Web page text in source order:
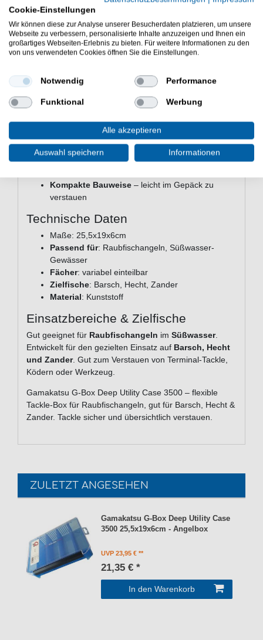
Robuste Qualität für unterwegs
Beim Transport zum Spot oder auf dem Boot – die G-
Box schützt dein Tackle zuverlässig vor äußeren
Einflüssen. Weil der Deckel sicher schließt, bleibt alles
auch beim Transport geordnet und griffbereit.
Die wichtigsten Vorteile auf einen
Blick
– gut für größere Köder und
Zubehör
Variable Einteilung– passt sich deinem Tackle
Sicherer Verschluss – alles bleibt an seinem
Kompakte Bauweise – leicht im Gepäck zu
verstauen
Technische Daten
Maße: 25,5x19x6cm
Passend für: Raubfischangeln, Süßwasser-
Gewässer
Fächer: variabel einteilbar
Zielfische: Barsch, Hecht, Zander
Material: Kunststoff
Einsatzbereiche & Zielfische
Gut geeignet für Raubfischangeln im Süßwasser.
Entwickelt für den gezielten Einsatz auf Barsch, Hecht
und Zander. Gut zum Verstauen von Terminal-Tackle,
Ködern oder Werkzeug.
Gamakatsu G-Box Deep Utility Case 3500 – flexible
Tackle-Box für Raubfischangeln, gut für Barsch, Hecht &
Zander. Tackle sicher und übersichtlich verstauen.
ZULETZT ANGESEHEN
Gamakatsu G-Box Deep Utility Case
3500 25,5x19x6cm - Angelbox
UVP 23,95 €
21,35 € *
In den Warenkorb
Cookie-Einstellungen
Wir können diese zur Analyse unserer Besucherdaten platzieren, um unsere
Webseite zu verbessern, personalisierte Inhalte anzuzeigen und Ihnen ein
großartiges Webseiten-Erlebnis zu bieten. Für weitere Informationen zu den
von uns verwendeten Cookies öffnen Sie die Einstellungen.
Notwendig Performance
Funktional Werbung
Alle akzeptieren
Auswahl speichern Informationen